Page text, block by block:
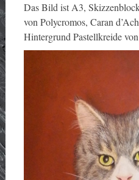
Das Bild ist A3,
von Polycromos, Caran
Hintergrund Pastellkreide